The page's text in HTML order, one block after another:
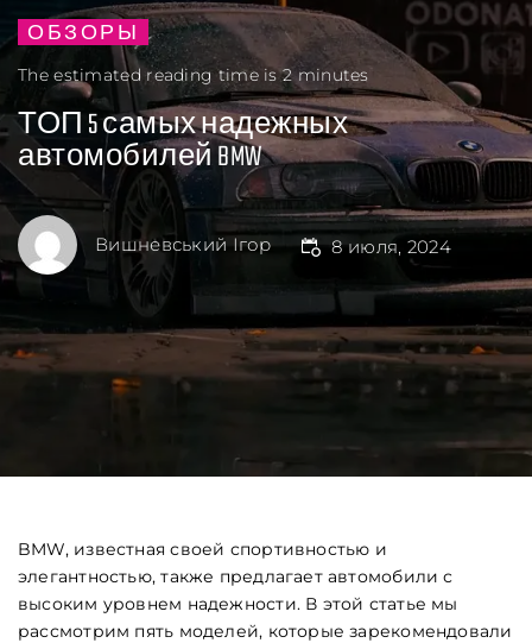
ОБЗОРЫ
The estimated reading time is 2 minutes
ТОП 5 самых надежных
автомобилей BMW
Вишневський Ігор 8 июля, 2024
BMW, известная своей спортивностью и
элегантностью, также предлагает автомобили с
высоким уровнем надежности. В этой статье мы
рассмотрим пять моделей, которые зарекомендовали